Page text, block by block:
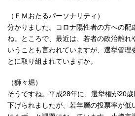
（ＦＭおたるパーソナリティ）
分かりました。コロナ陽性者の方への配
ね。ところで、最近は、若者の政治離れ
いうことも言われていますが、選挙管理
とに取り組まれていますか。
（獅々堀）
そうですね。平成28年に、選挙権が20
下げられましたが、若年層の投票率が低